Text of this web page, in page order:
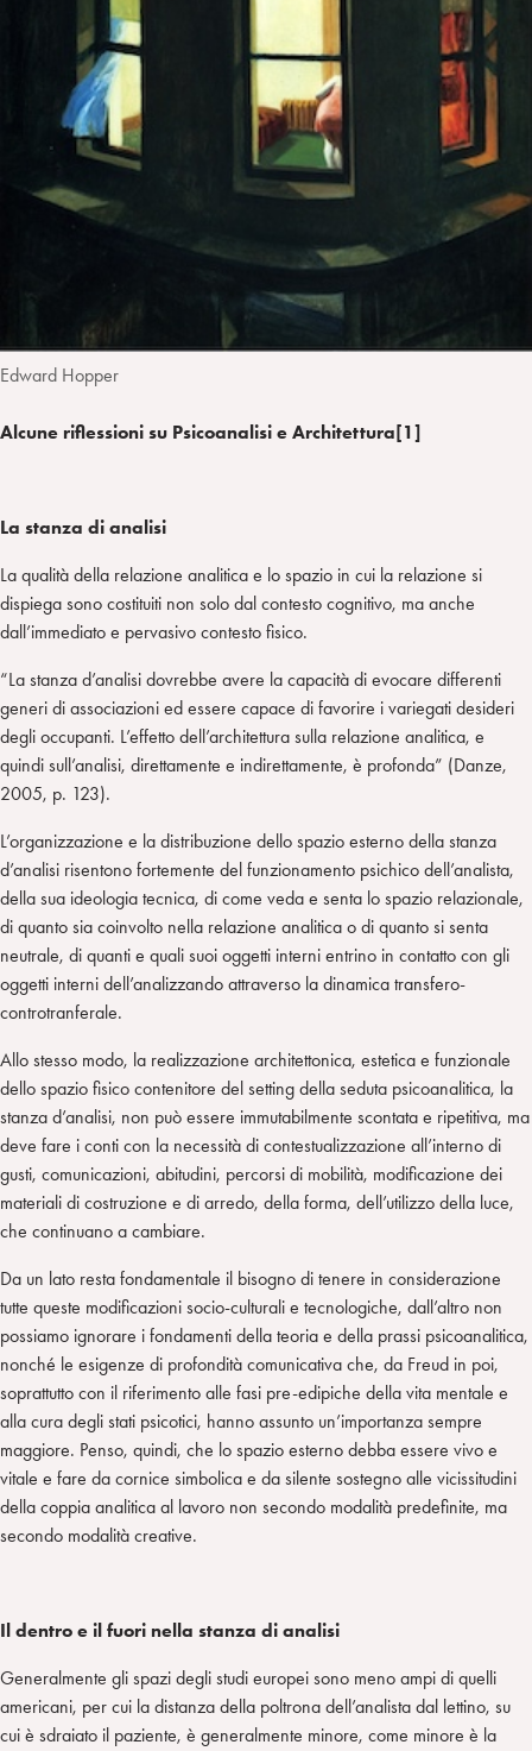
r
m
Edward Hopper
Alcune riflessioni su Psicoanalisi e Architettura[1]
La stanza di analisi
La qualità della relazione analitica e lo spazio in cui la relazione si
dispiega sono costituiti non solo dal contesto cognitivo, ma anche
dall’immediato e pervasivo contesto fisico.
“La stanza d’analisi dovrebbe avere la capacità di evocare differenti
generi di associazioni ed essere capace di favorire i variegati desideri
degli occupanti. L’effetto dell’architettura sulla relazione analitica, e
quindi sull’analisi, direttamente e indirettamente, è profonda” (Danze,
2005, p. 123).
L’organizzazione e la distribuzione dello spazio esterno della stanza
d’analisi risentono fortemente del funzionamento psichico dell’analista,
della sua ideologia tecnica, di come veda e senta lo spazio relazionale,
di quanto sia coinvolto nella relazione analitica o di quanto si senta
neutrale, di quanti e quali suoi oggetti interni entrino in contatto con gli
oggetti interni dell’analizzando attraverso la dinamica transfero-
controtranferale.
Allo stesso modo, la realizzazione architettonica, estetica e funzionale
dello spazio fisico contenitore del setting della seduta psicoanalitica, la
stanza d’analisi, non può essere immutabilmente scontata e ripetitiva, ma
deve fare i conti con la necessità di contestualizzazione all’interno di
gusti, comunicazioni, abitudini, percorsi di mobilità, modificazione dei
materiali di costruzione e di arredo, della forma, dell’utilizzo della luce,
che continuano a cambiare.
Da un lato resta fondamentale il bisogno di tenere in considerazione
tutte queste modificazioni socio-culturali e tecnologiche, dall’altro non
possiamo ignorare i fondamenti della teoria e della prassi psicoanalitica,
nonché le esigenze di profondità comunicativa che, da Freud in poi,
soprattutto con il riferimento alle fasi pre-edipiche della vita mentale e
alla cura degli stati psicotici, hanno assunto un’importanza sempre
maggiore. Penso, quindi, che lo spazio esterno debba essere vivo e
vitale e fare da cornice simbolica e da silente sostegno alle vicissitudini
della coppia analitica al lavoro non secondo modalità predefinite, ma
secondo modalità creative.
Il dentro e il fuori nella stanza di analisi
Generalmente gli spazi degli studi europei sono meno ampi di quelli
americani, per cui la distanza della poltrona dell’analista dal lettino, su
cui è sdraiato il paziente, è generalmente minore, come minore è la